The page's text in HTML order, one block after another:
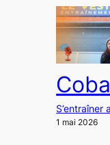
1 mai 2026